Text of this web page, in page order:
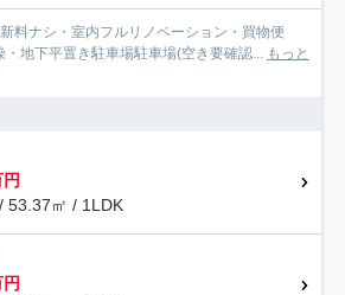
料ナシ・室内フルリノベーション・買物便
地下平置き駐車場駐車場(空き要確認... もっと
53.37㎡ / 1LDK